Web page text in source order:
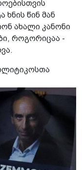
წინ მან
ახალი კანონი
როგორიცაა -